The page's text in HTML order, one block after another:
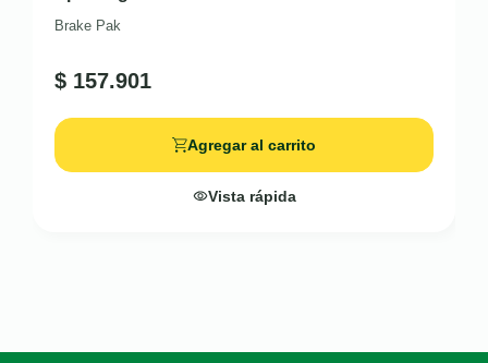
Brake Pak
$ 157.901
Agregar al carrito
Vista rápida